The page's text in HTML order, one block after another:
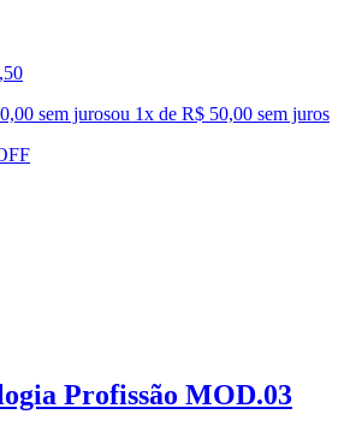
,50
sem jurosou 1x de R$ 50,00 sem juros
Profissão MOD.03